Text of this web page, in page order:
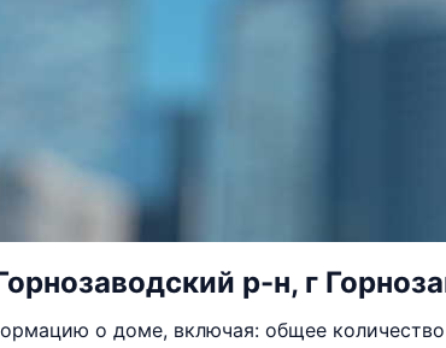
р-н, г
о доме, включая: общее